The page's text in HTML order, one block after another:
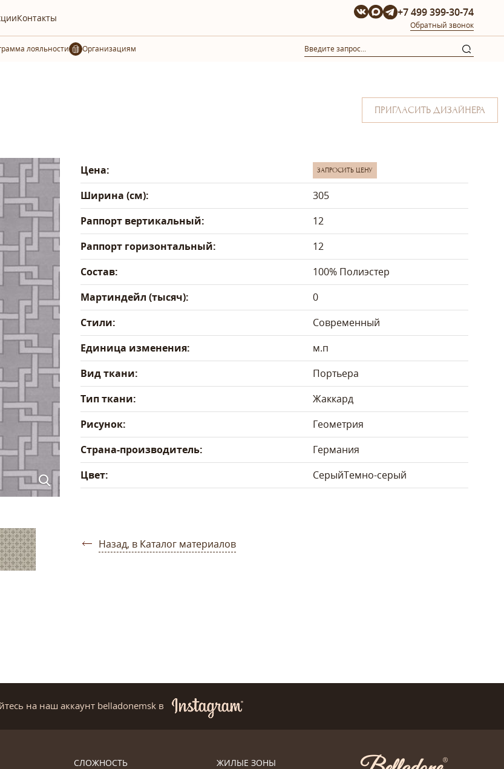
Контакты +7 499 399-30-74
Обратный звонок
Организациям
ПРИГЛАСИТЬ ДИЗАЙНЕРА
Цена: ЗАПРОСИТЬ ЦЕНУ
Ширина (см):
305
Раппорт вертикальный:
12
Раппорт горизонтальный:
12
Состав:
100% Полиэстер
Мартиндейл (тысяч):
0
Стили:
Современный
Единица изменения:
м.п
Вид ткани:
Портьера
Тип ткани:
Жаккард
Рисунок:
Геометрия
Страна-производитель:
Германия
Цвет:
СерыйТемно-серый
Назад, в Каталог материалов
на наш аккаунт belladonemsk в
СЛОЖНОСТЬ ЖИЛЫЕ ЗОНЫ